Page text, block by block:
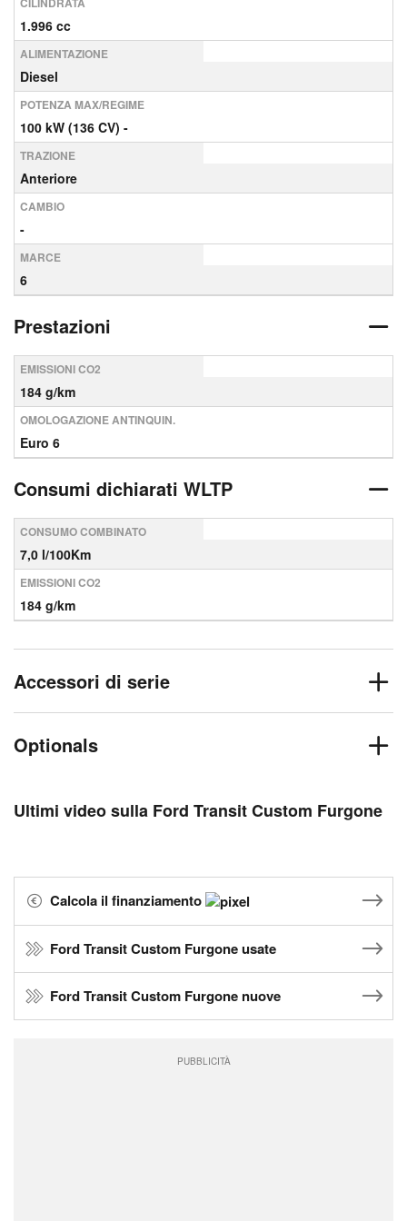
1.996 cc
ALIMENTAZIONE
Diesel
POTENZA MAX/REGIME
100 kW (136 CV) -
TRAZIONE
Anteriore
CAMBIO
-
MARCE
6
Prestazioni
EMISSIONI CO2
184 g/km
OMOLOGAZIONE ANTINQUIN.
Euro 6
Consumi dichiarati WLTP
CONSUMO COMBINATO
7,0 l/100Km
EMISSIONI CO2
184 g/km
Accessori di serie
Optionals
Ultimi video sulla Ford Transit Custom Furgone
Calcola il finanziamento
Ford Transit Custom Furgone usate
Ford Transit Custom Furgone nuove
PUBBLICITÀ